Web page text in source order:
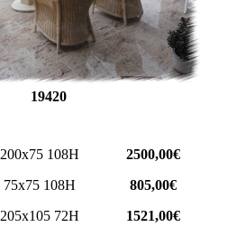
19420
200x75 108H
75x75 108H
205x105 72H
2500,00€
805,00€
1521,00€